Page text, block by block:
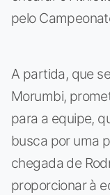
pelo
A partida, que
Morumbi,
para a equipe,
busca por uma
chegada de
proporcionar à